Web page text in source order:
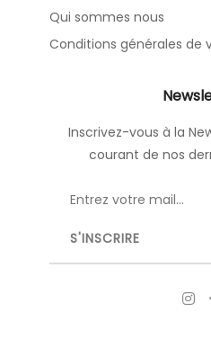
Qui sommes nous
Conditions générales de
Inscrivez-vous à la
courant de nos